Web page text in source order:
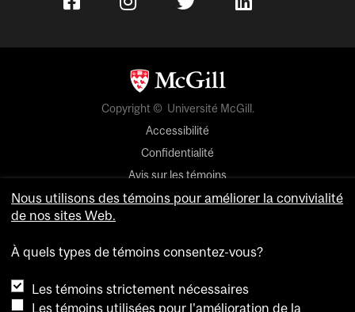
Copyright © Université McGill.
Accessibilité
Confidentialité
Avis sur les témoins
Paramètres des témoins
Nous utilisons des témoins pour améliorer la convivialité
de nos sites Web.
À quels types de témoins consentez-vous?
Les témoins strictement nécessaires
Les témoins utilisées pour l'amélioration de la